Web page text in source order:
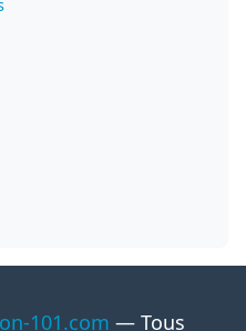
101.com — Tous